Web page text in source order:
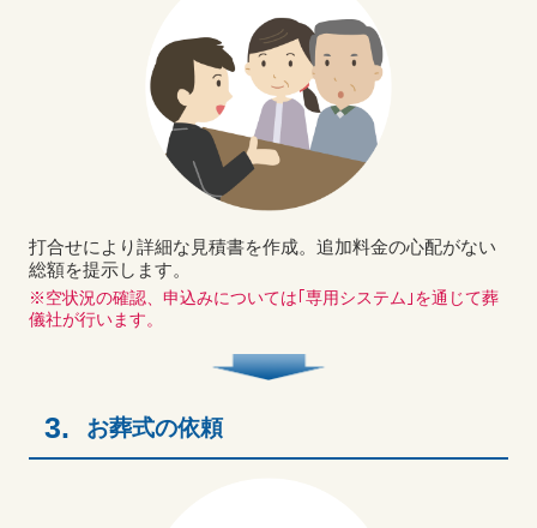
打合せにより詳細な見積書を作成。追加料金の心配がない
総額を提示します。
※空状況の確認、申込みについては｢専用システム｣を通じて葬
儀社が行います。
3. お葬式の依頼